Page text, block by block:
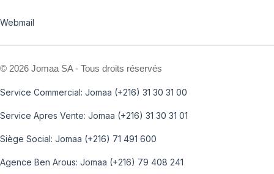
Webmail
© 2026 Jomaa SA - Tous droits réservés
Service Commercial: Jomaa (+216) 31 30 31 00
Service Apres Vente: Jomaa (+216) 31 30 31 01
Siège Social: Jomaa (+216) 71 491 600
Agence Ben Arous: Jomaa (+216) 79 408 241